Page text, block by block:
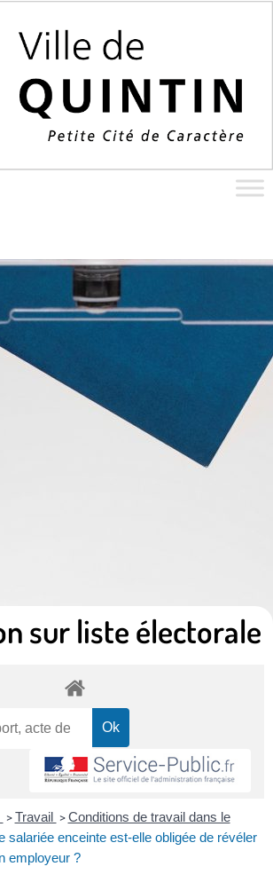
sur liste électorale
> Travail > Conditions de travail dans le
salariée enceinte est-elle obligée de révéler
employeur ?